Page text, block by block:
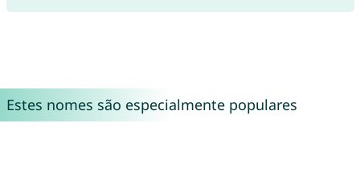
Estes nomes são especialmente populares